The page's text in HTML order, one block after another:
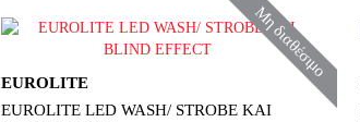
Μη διαθέσιμο
EUROLITE
EUROLITE LED WASH/ STROBE KAI